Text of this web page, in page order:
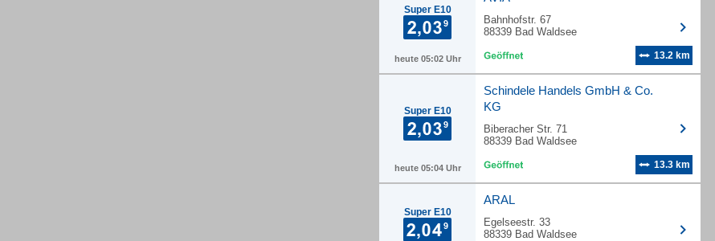
Super E10
heute 05:02 Uhr
Bahnhofstr. 67
88339 Bad Waldsee
13.2 km
Super E10
heute 05:04 Uhr
Schindele Handels GmbH & Co.
KG
Biberacher Str. 71
88339 Bad Waldsee
13.3 km
Super E10
ARAL
Egelseestr. 33
88339 Bad Waldsee